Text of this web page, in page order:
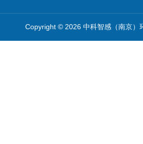
Copyright © 2026 中科智感（南京）